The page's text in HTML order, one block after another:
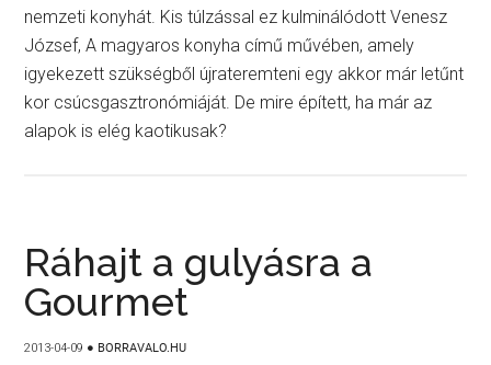
nemzeti konyhát. Kis túlzással ez kulminálódott Venesz
József, A magyaros konyha című művében, amely
igyekezett szükségből újrateremteni egy akkor már letűnt
kor csúcsgasztronómiáját. De mire épített, ha már az
alapok is elég kaotikusak?
Ráhajt a gulyásra a
Gourmet
2013-04-09 ● BORRAVALO.HU